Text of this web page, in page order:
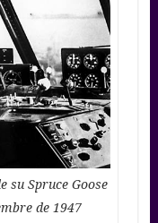
su Spruce Goose
de 1947